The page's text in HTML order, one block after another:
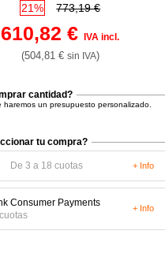
21% 773,19 €
610,82 €IVA incl.
(504,81 € sin IVA)
cantidad?
haremos un presupuesto personalizado.
tu compra?
De 3 a 18 cuotas + Info
+ Info